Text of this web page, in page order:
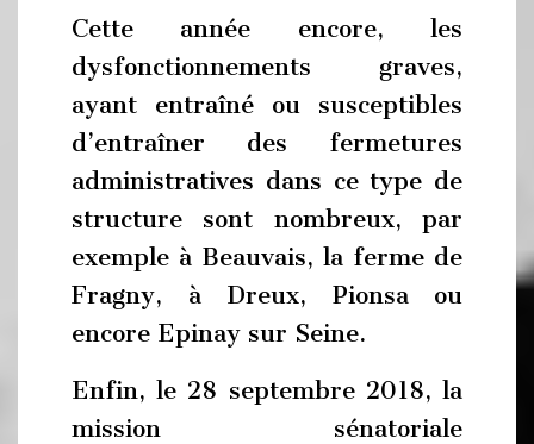
Cette année encore, les
dysfonctionnements graves,
ayant entraîné ou susceptibles
d’entraîner des fermetures
administratives dans ce type de
structure sont nombreux, par
exemple à Beauvais, la ferme de
Fragny, à Dreux, Pionsa ou
encore Epinay sur Seine.
Enfin, le 28 septembre 2018, la
mission sénatoriale